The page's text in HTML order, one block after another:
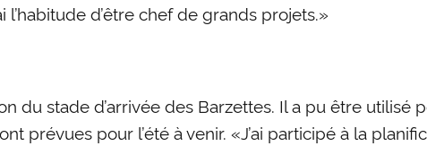
d’être chef de grands projets.»
du stade d’arrivée des Barzettes. Il a pu être utilisé
prévues pour l’été à venir. «J’ai participé à la